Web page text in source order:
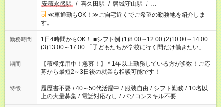
安積永盛駅
/ 喜久田駅 / 磐城守山駅 / …
≪車通勤もOK！≫ご自宅近くでご希望の勤務地を紹介しま
す。
勤務時間
1日4時間からOK！ ■シフト例 (1)8:00～12:00 (2)10:00～14:00
(3)13:00～17:00 「子どもたちが学校に行く間だけ働きたい」
「余裕を持って夕飯の準備がしたい」 「午前中は働いて、午後
はプライベートの時間にしたい」 など、ご希望を教えてくださ
いね。 ※Wワーク希望の方へ 今ご覧のお仕事で希望する勤務時
間と、もう1つのお仕事の勤務時間。 合計で週40時間を超える
場合は応募できません。
期間
【積極採用中！急募！】＊1年以上勤務している方が多数！ご応
募から最短2～3日後の就業も相談可能です！
特徴 履歴書不要 / 40～50代活躍中 / 服装自由 / シフト勤務 / 10名以
上の大量募集 / 電話対応なし / パソコンスキル不要